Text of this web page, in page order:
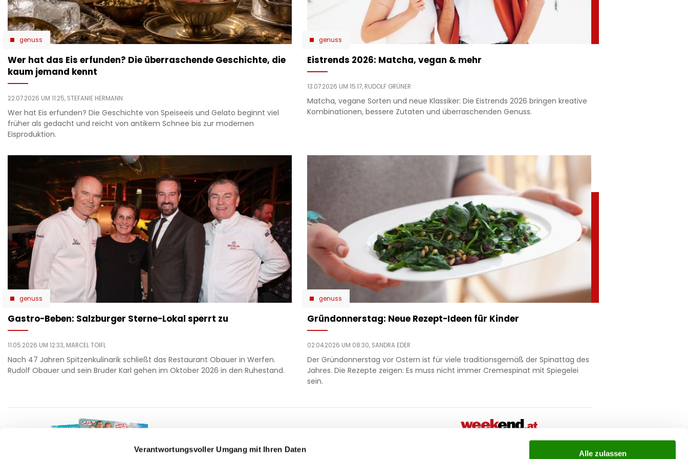
Verantwortungsvoller Umgang mit Ihren Daten Alle zulassen
genuss
Wer hat das Eis erfunden? Die überraschende Geschichte, die
kaum jemand kennt
22.07.2026 UM 11:25, STEFANIE HERMANN
Wer hat Eis erfunden? Die Geschichte von Speiseeis und Gelato beginnt viel
früher als gedacht und reicht von antikem Schnee bis zur modernen
Eisproduktion.
genuss
Eistrends 2026: Matcha, vegan & mehr
13.07.2026 UM 15:17, RUDOLF GRÜNER
Matcha, vegane Sorten und neue Klassiker: Die Eistrends 2026 bringen kreative
Kombinationen, bessere Zutaten und überraschenden Genuss.
genuss
Gastro-Beben: Salzburger Sterne-Lokal sperrt zu
11.05.2026 UM 12:33, MARCEL TOIFL
Nach 47 Jahren Spitzenkulinarik schließt das Restaurant Obauer in Werfen.
Rudolf Obauer und sein Bruder Karl gehen im Oktober 2026 in den Ruhestand.
genuss
Gründonnerstag: Neue Rezept-Ideen für Kinder
02.04.2026 UM 08:30, SANDRA EDER
Der Gründonnerstag vor Ostern ist für viele traditionsgemäß der Spinattag des
Jahres. Die Rezepte zeigen: Es muss nicht immer Cremespinat mit Spiegelei
sein.
Footer
beauty
politik